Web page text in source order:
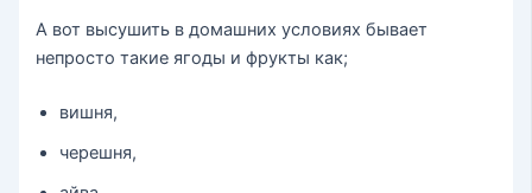
А вот высушить в домашних условиях бывает
непросто такие ягоды и фрукты как;
вишня,
черешня,